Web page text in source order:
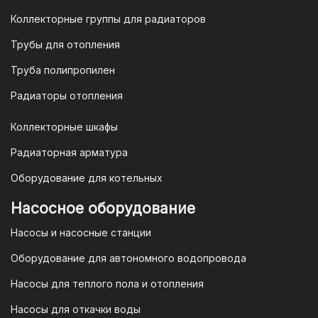
электронную почту
opt@mail.ru
Гарантия и условия гарантии
магазине "TIM-com Россия" Вы можете
быть уверены в том, что мы действуем
в рамках действующего
Законодательства Российской
Федерации и Ваши права, как
Коллекторные группы для радиаторов
Трубы для отопления
Труба полипропилен
Радиаторы отопления
Коллекторные шкафы
Радиаторная арматура
Оборудование для котельных
Насосное оборудование
Насосы и насосные станции
Оборудование для автономного водопровода
Насосы для теплого пола и отопления
Насосы для откачки воды